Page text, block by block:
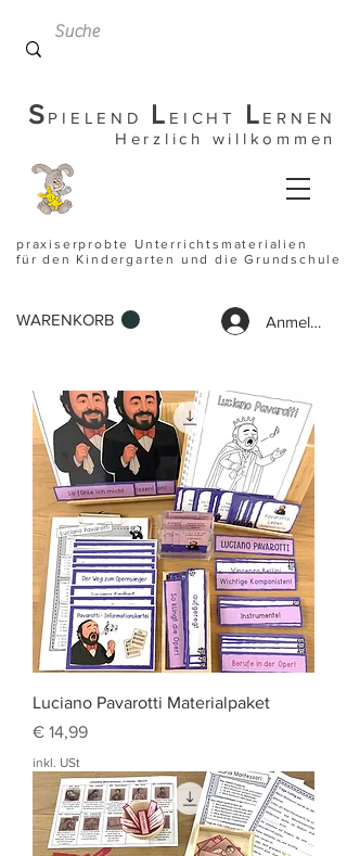
S PIELEND L EICHT L ERNEN
Herzlich willkommen
praxiserprobte Unterrichtsmaterialien
für den Kindergarten und die Grundschule
WARENKORB Anmelden
Luciano Pavarotti Materialpaket
Preis
€ 14,99
inkl. USt